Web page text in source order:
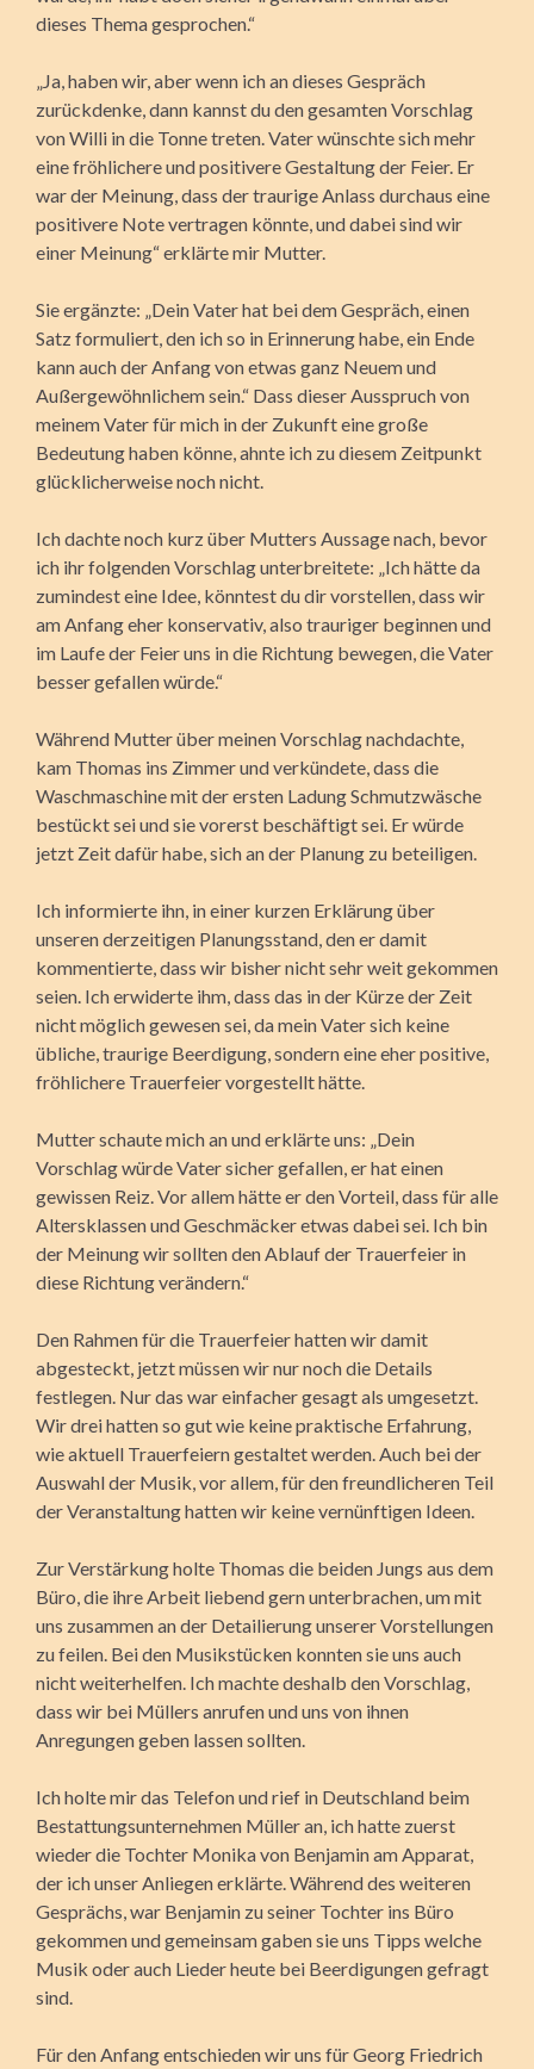
dieses Thema gesprochen.“
„Ja, haben wir, aber wenn ich an dieses Gespräch
zurückdenke, dann kannst du den gesamten Vorschlag
von Willi in die Tonne treten. Vater wünschte sich mehr
eine fröhlichere und positivere Gestaltung der Feier. Er
war der Meinung, dass der traurige Anlass durchaus eine
positivere Note vertragen könnte, und dabei sind wir
einer Meinung“ erklärte mir Mutter.
Sie ergänzte: „Dein Vater hat bei dem Gespräch, einen
Satz formuliert, den ich so in Erinnerung habe, ein Ende
kann auch der Anfang von etwas ganz Neuem und
Außergewöhnlichem sein.“ Dass dieser Ausspruch von
meinem Vater für mich in der Zukunft eine große
Bedeutung haben könne, ahnte ich zu diesem Zeitpunkt
glücklicherweise noch nicht.
Ich dachte noch kurz über Mutters Aussage nach, bevor
ich ihr folgenden Vorschlag unter­breitete: „Ich hätte da
zumindest eine Idee, könntest du dir vorstellen, dass wir
am Anfang eher konservativ, also trauriger beginnen und
im Laufe der Feier uns in die Richtung bewegen, die Vater
besser ge­fallen würde.“
Während Mutter über meinen Vorschlag nachdachte,
kam Thomas ins Zimmer und verkündete, dass die
Waschmaschine mit der ersten Ladung Schmutzwäsche
bestückt sei und sie vorerst beschäftigt sei. Er würde
jetzt Zeit dafür habe, sich an der Planung zu beteiligen.
Ich informierte ihn, in einer kurzen Erklärung über
unseren derzeitigen Planungsstand, den er damit
kommentierte, dass wir bisher nicht sehr weit gekommen
seien. Ich erwiderte ihm, dass das in der Kürze der Zeit
nicht möglich gewesen sei, da mein Vater sich keine
übliche, traurige Beerdigung, sondern eine eher positive,
fröhlichere Trauerfeier vorgestellt hätte.
Mutter schaute mich an und erklärte uns: „Dein
Vorschlag würde Vater sicher gefallen, er hat einen
gewissen Reiz. Vor allem hätte er den Vorteil, dass für alle
Altersklassen und Geschmäcker etwas dabei sei. Ich bin
der Meinung wir sollten den Ablauf der Trauerfeier in
diese Richtung verän­dern.“
Den Rahmen für die Trauerfeier hatten wir damit
abgesteckt, jetzt müssen wir nur noch die Details
festlegen. Nur das war einfacher gesagt als umgesetzt.
Wir drei hatten so gut wie keine praktische Erfahrung,
wie aktuell Trauerfeiern gestaltet werden. Auch bei der
Auswahl der Musik, vor allem, für den freundlicheren Teil
der Veran­staltung hatten wir keine vernünftigen Ideen.
Zur Verstärkung holte Thomas die beiden Jungs aus dem
Büro, die ihre Arbeit liebend gern unterbrachen, um mit
uns zusammen an der Detailierung unserer Vorstellungen
zu feilen. Bei den Musikstücken konnten sie uns auch
nicht weiterhelfen. Ich machte deshalb den Vorschlag,
dass wir bei Müllers anrufen und uns von ihnen
Anregungen ge­ben lassen sollten.
Ich holte mir das Telefon und rief in Deutschland beim
Bestat­tungs­unternehmen Müller an, ich hatte zuerst
wieder die Tochter Monika von Benjamin am Apparat,
der ich unser Anliegen erklärte. Während des weiteren
Gesprächs, war Benjamin zu seiner Tochter ins Büro
gekommen und gemeinsam gaben sie uns Tipps welche
Musik oder auch Lieder heute bei Beerdigungen gefragt
sind.
Für den Anfang entschieden wir uns für Georg Friedrich